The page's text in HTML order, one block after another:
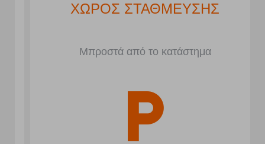
ΧΩΡΟΣ ΣΤΑΘΜΕΥΣΗΣ
Μπροστά από το κατάστημα